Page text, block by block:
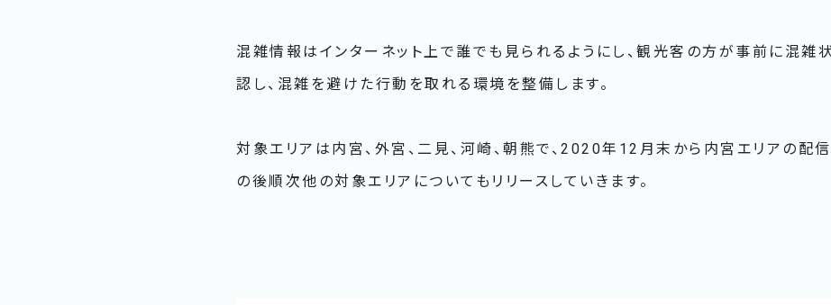
混雑情報はインターネット上で誰でも見られるようにし、観光客の方が事前に混雑
認し、混雑を避けた行動を取れる環境を整備します。
対象エリアは内宮、外宮、二見、河崎、朝熊で、2020年12月末から内宮エリアの配信
の後順次他の対象エリアについてもリリースしていきます。